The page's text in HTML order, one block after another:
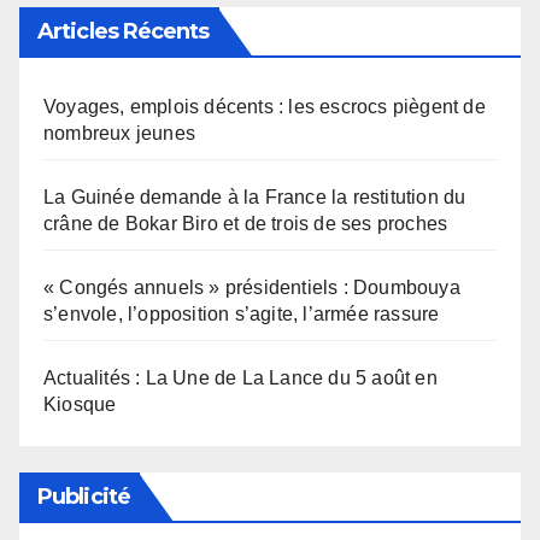
Articles Récents
Voyages, emplois décents : les escrocs piègent de
nombreux jeunes
La Guinée demande à la France la restitution du
crâne de Bokar Biro et de trois de ses proches
« Congés annuels » présidentiels : Doumbouya
s’envole, l’opposition s’agite, l’armée rassure
Actualités : La Une de La Lance du 5 août en
Kiosque
Publicité